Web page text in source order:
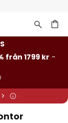
från 1799 kr -